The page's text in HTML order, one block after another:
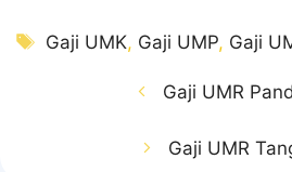
Tag
Gaji UMK, Gaji UMP, Gaji
Gaji UMR
Gaji UMR